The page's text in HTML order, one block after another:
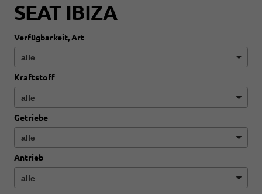
SEAT IBIZA
Verfügbarkeit, Art
Kraftstoff
Getriebe
Antrieb